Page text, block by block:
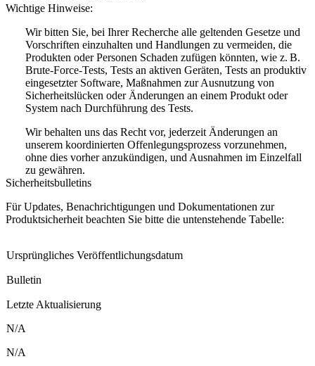
Wichtige Hinweise:
Wir bitten Sie, bei Ihrer Recherche alle geltenden Gesetze und
Vorschriften einzuhalten und Handlungen zu vermeiden, die
Produkten oder Personen Schaden zufügen könnten, wie z. B.
Brute-Force-Tests, Tests an aktiven Geräten, Tests an produktiv
eingesetzter Software, Maßnahmen zur Ausnutzung von
Sicherheitslücken oder Änderungen an einem Produkt oder
System nach Durchführung des Tests.
Wir behalten uns das Recht vor, jederzeit Änderungen an
unserem koordinierten Offenlegungsprozess vorzunehmen,
ohne dies vorher anzukündigen, und Ausnahmen im Einzelfall
zu gewähren.
Sicherheitsbulletins
Für Updates, Benachrichtigungen und Dokumentationen zur
Produktsicherheit beachten Sie bitte die untenstehende Tabelle:
Ursprüngliches Veröffentlichungsdatum
Bulletin
Letzte Aktualisierung
N/A
N/A